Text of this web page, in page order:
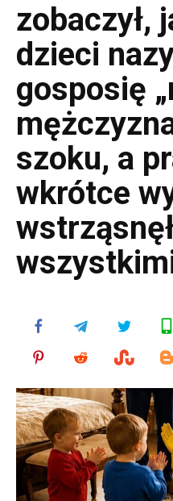
zobaczył,
dzieci
gosposię
szoku, a
wkrótce